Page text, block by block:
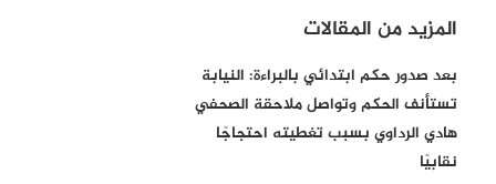
المزيد من المقالات
بعد صدور حكم ابتدائي بالبراءة: النيابة
تستأنف الحكم وتواصل ملاحقة الصحفي
هادي الرداوي بسبب تغطيته احتجاجًا
نقابيًا